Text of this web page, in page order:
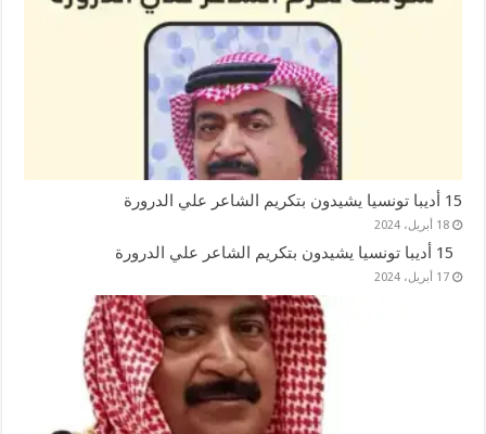
15 أديبا تونسيا يشيدون بتكريم الشاعر علي الدرورة
18 أبريل، 2024
17 أبريل، 2024